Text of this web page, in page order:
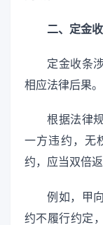
二、定金
定金收条
相应法律后果。
根据法律
一方违约，无
约，应当双倍返
例如，甲
约不履行约定